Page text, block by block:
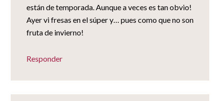
están de temporada. Aunque a veces es tan obvio!
Ayer vi fresas en el súper y… pues como que no son
fruta de invierno!
Responder